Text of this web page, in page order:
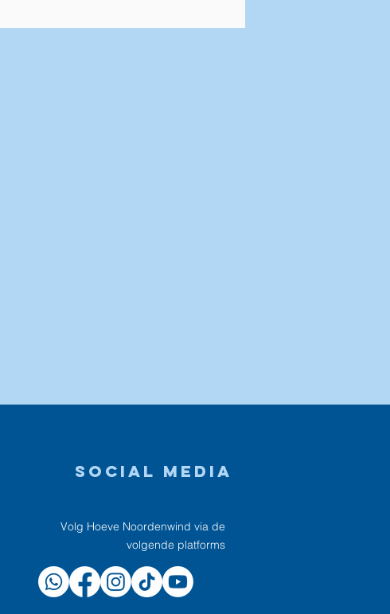
Volg Hoeve Noordenwind via de
volgende platforms
Social media